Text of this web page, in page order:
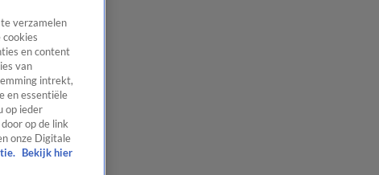
verzamelen
cookies
en content
van
intrekt,
en essentiële
op ieder
op de link
onze Digitale
Bekijk hier